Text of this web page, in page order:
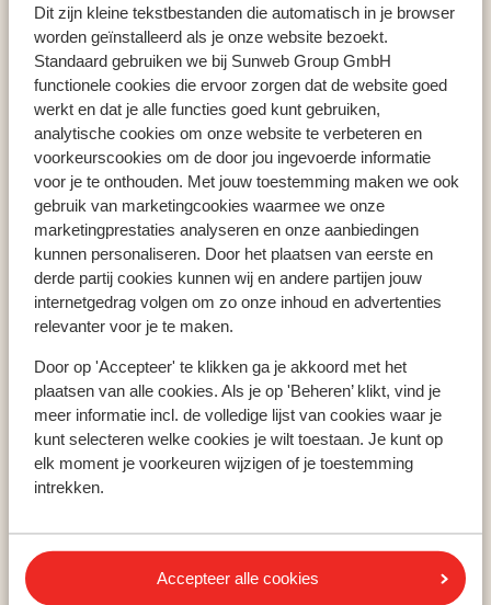
Dit zijn kleine tekstbestanden die automatisch in je browser
worden geïnstalleerd als je onze website bezoekt.
Standaard gebruiken we bij Sunweb Group GmbH
functionele cookies die ervoor zorgen dat de website goed
werkt en dat je alle functies goed kunt gebruiken,
analytische cookies om onze website te verbeteren en
voorkeurscookies om de door jou ingevoerde informatie
voor je te onthouden. Met jouw toestemming maken we ook
gebruik van marketingcookies waarmee we onze
marketingprestaties analyseren en onze aanbiedingen
kunnen personaliseren. Door het plaatsen van eerste en
derde partij cookies kunnen wij en andere partijen jouw
internetgedrag volgen om zo onze inhoud en advertenties
relevanter voor je te maken.
Door op 'Accepteer' te klikken ga je akkoord met het
plaatsen van alle cookies. Als je op 'Beheren’ klikt, vind je
meer informatie incl. de volledige lijst van cookies waar je
kunt selecteren welke cookies je wilt toestaan. Je kunt op
elk moment je voorkeuren wijzigen of je toestemming
intrekken.
Accepteer alle cookies
Populaire wintersportlanden
Oostenrijk
Frankrijk
Italië
Populaire wintersportbestemmingen
Gerlos
Mayrhofen
Saalbach
Populaire skigebieden
Zillertal
Skicircus Saalbach-Hinterglemm
Ski Amadé
Over Sunweb